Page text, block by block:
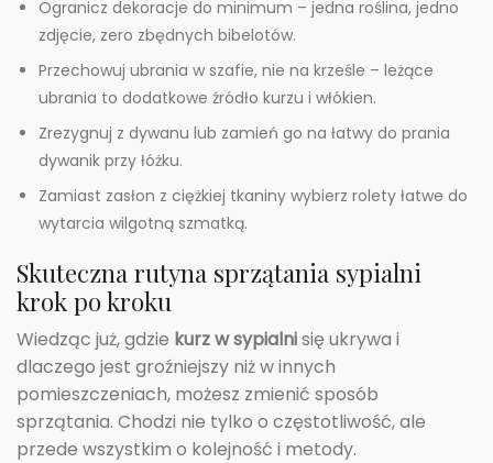
Ogranicz dekoracje do minimum – jedna roślina, jedno
zdjęcie, zero zbędnych bibelotów.
Przechowuj ubrania w szafie, nie na krześle – leżące
ubrania to dodatkowe źródło kurzu i włókien.
Zrezygnuj z dywanu lub zamień go na łatwy do prania
dywanik przy łóżku.
Zamiast zasłon z ciężkiej tkaniny wybierz rolety łatwe do
wytarcia wilgotną szmatką.
Skuteczna rutyna sprzątania sypialni
krok po kroku
Wiedząc już, gdzie kurz w sypialnisię ukrywa i
dlaczego jest groźniejszy niż w innych
pomieszczeniach, możesz zmienić sposób
sprzątania. Chodzi nie tylko o częstotliwość, ale
przede wszystkim o kolejność i metody.